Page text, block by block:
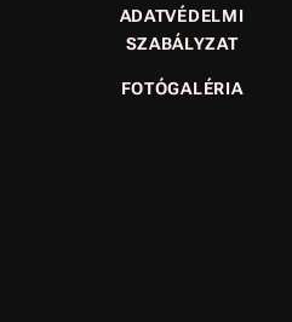
ADATVÉDELMI
SZABÁLYZAT
FOTÓGALÉRIA